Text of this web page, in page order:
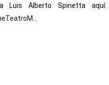
Luis Alberto Spinetta aquí: